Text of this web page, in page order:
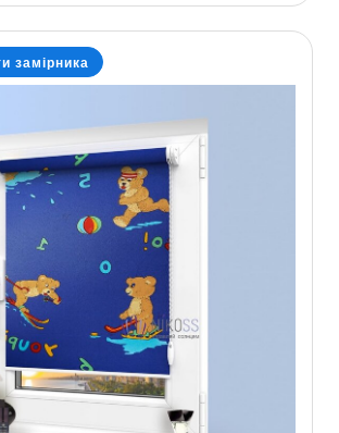
замірника